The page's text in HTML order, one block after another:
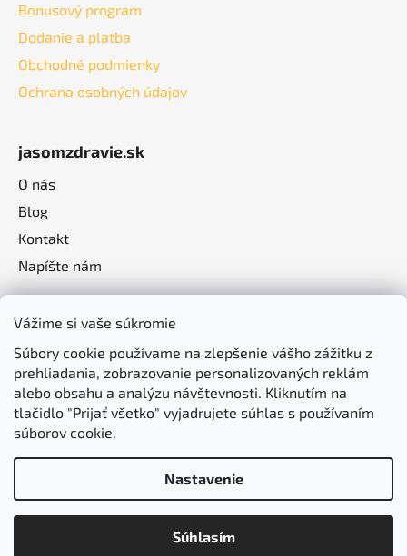
Vážime si vaše súkromie
Súbory cookie používame na zlepšenie vášho zážitku z
prehliadania, zobrazovanie personalizovaných reklám
alebo obsahu a analýzu návštevnosti. Kliknutím na
tlačidlo "Prijať všetko" vyjadrujete súhlas s používaním
súborov cookie.
Nastavenie
Súhlasím
Bonusový program
Dodanie a platba
Obchodné podmienky
Ochrana osobných údajov
jasomzdravie.sk
O nás
Blog
Kontakt
Napíšte nám
Vytvoril Shoptet
jasomzdravie.sk